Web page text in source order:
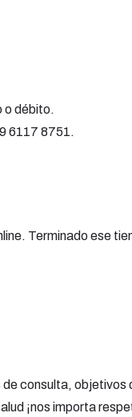
o débito.
6117 8751.
Terminado ese
consulta, objetivos
¡nos importa